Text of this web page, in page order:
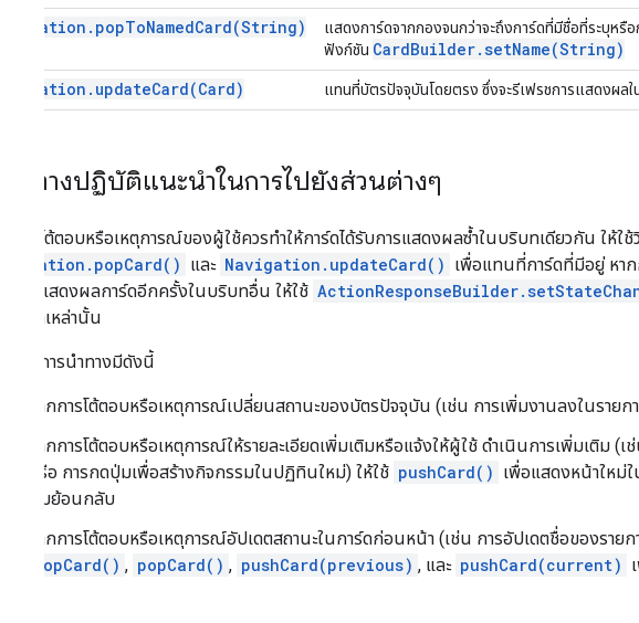
Navigation.popToNamedCard(String)
แสดงการ์ดจากกองจนกว่าจะถึงการ์ดที่มีชื่อที่ระบุหรื
ฟังก์ชัน CardBuilder.setName(String)
Navigation.updateCard(Card)
แทนที่บัตรปัจจุบันโดยตรง ซึ่งจะรีเฟรชการแสดงผลใน
แนวทางปฏิบัติแนะนำในการไปยังส่วนต่างๆ
ากการโต้ตอบหรือเหตุการณ์ของผู้ใช้ควรทําให้การ์ดได้รับการแสดงผลซ้ำในบริบทเดียวกัน ให้ใช้
Navigation.popCard() และ Navigation.updateCard() เพื่อแทนที่การ์ดที่มีอยู่ หา
ห้มีการแสดงผลการ์ดอีกครั้งในบริบทอื่น ให้ใช้
นบริบทเหล่านั้น
วอย่างการนำทางมีดังนี้
หากการโต้ตอบหรือเหตุการณ์เปลี่ยนสถานะของบัตรปัจจุบัน (เช่น การเพิ่มงานลงในรายก
หากการโต้ตอบหรือเหตุการณ์ให้รายละเอียดเพิ่มเติมหรือแจ้งให้ผู้ใช้ ดำเนินการเพิ่มเติม (
หรือ การกดปุ่มเพื่อสร้างกิจกรรมในปฏิทินใหม่) ให้ใช้ pushCard() เพื่อแสดงหน้าใหม่
ปุ่มย้อนกลับ
หากการโต้ตอบหรือเหตุการณ์อัปเดตสถานะในการ์ดก่อนหน้า (เช่น การอัปเดตชื่อของราย
popCard() , popCard() , pushCard(previous) , และ pushCard(current)